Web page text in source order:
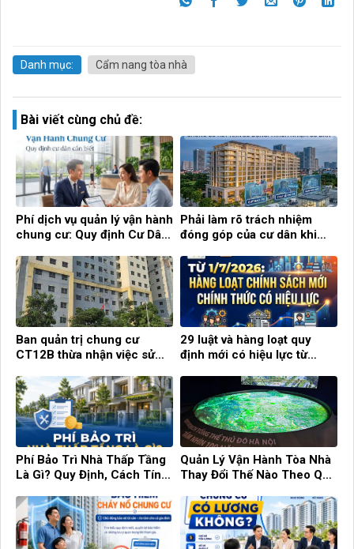
Danh mục: Cẩm nang tòa nhà
Bài viết cùng chủ đề:
Phí dịch vụ quản lý vận hành
chung cư: Quy định Cư Dân
Phải làm rõ trách nhiệm
đóng góp của cư dân khi
Ban quản trị chung cư
CT12B thừa nhận việc sử
29 luật và hàng loạt quy
định mới có hiệu lực từ
Phí Bảo Trì Nhà Thấp Tầng
Là Gì? Quy Định, Cách Tính
Quản Lý Vận Hành Tòa Nhà
Thay Đổi Thế Nào Theo Quy